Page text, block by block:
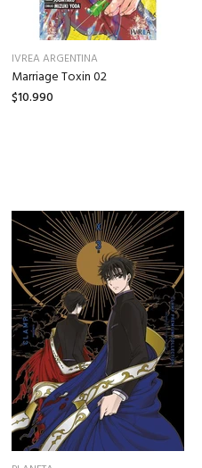
IVREA ARGENTINA
Marriage Toxin 02
$10.990